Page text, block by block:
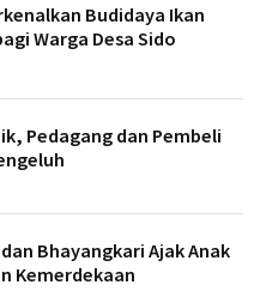
Budidaya Ikan
Warga Desa Sido
Pedagang dan Pembeli
Bhayangkari Ajak Anak
Kemerdekaan